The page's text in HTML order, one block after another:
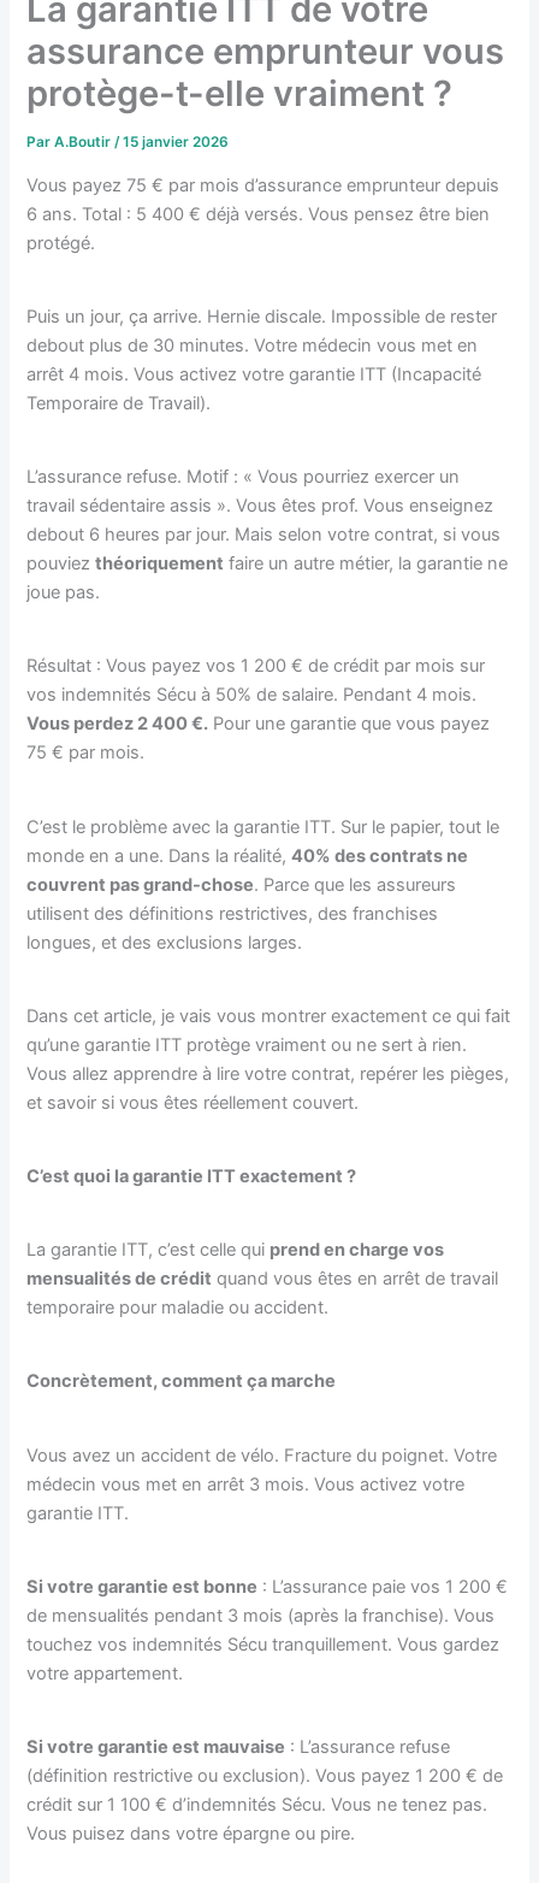
La garantie ITT de votre
assurance emprunteur vous
protège-t-elle vraiment ?
ParA.Boutir/15 janvier 2026
Vous payez 75 € par mois d’assurance emprunteur depuis
6 ans. Total : 5 400 € déjà versés. Vous pensez être bien
protégé.
Puis un jour, ça arrive. Hernie discale. Impossible de rester
debout plus de 30 minutes. Votre médecin vous met en
arrêt 4 mois. Vous activez votre garantie ITT (Incapacité
Temporaire de Travail).
L’assurance refuse. Motif : « Vous pourriez exercer un
travail sédentaire assis ». Vous êtes prof. Vous enseignez
debout 6 heures par jour. Mais selon votre contrat, si vous
pouviezthéoriquement faire un autre métier, la garantie ne
joue pas.
Résultat : Vous payez vos 1 200 € de crédit par mois sur
vos indemnités Sécu à 50% de salaire. Pendant 4 mois.
Vous perdez 2 400 €. Pour une garantie que vous payez
75 € par mois.
C’est le problème avec la garantie ITT. Sur le papier, tout le
monde en a une. Dans la réalité,40% des contrats ne
couvrent pas grand-chose. Parce que les assureurs
utilisent des définitions restrictives, des franchises
longues, et des exclusions larges.
Dans cet article, je vais vous montrer exactement ce qui fait
qu’une garantie ITT protège vraiment ou ne sert à rien.
Vous allez apprendre à lire votre contrat, repérer les pièges,
et savoir si vous êtes réellement couvert.
C’est quoi la garantie ITT exactement ?
La garantie ITT, c’est celle qui prend en charge vos
mensualités de crédit quand vous êtes en arrêt de travail
temporaire pour maladie ou accident.
Concrètement, comment ça marche
Vous avez un accident de vélo. Fracture du poignet. Votre
médecin vous met en arrêt 3 mois. Vous activez votre
garantie ITT.
Si votre garantie est bonne : L’assurance paie vos 1 200 €
de mensualités pendant 3 mois (après la franchise). Vous
touchez vos indemnités Sécu tranquillement. Vous gardez
votre appartement.
Si votre garantie est mauvaise : L’assurance refuse
(définition restrictive ou exclusion). Vous payez 1 200 € de
crédit sur 1 100 € d’indemnités Sécu. Vous ne tenez pas.
Vous puisez dans votre épargne ou pire.